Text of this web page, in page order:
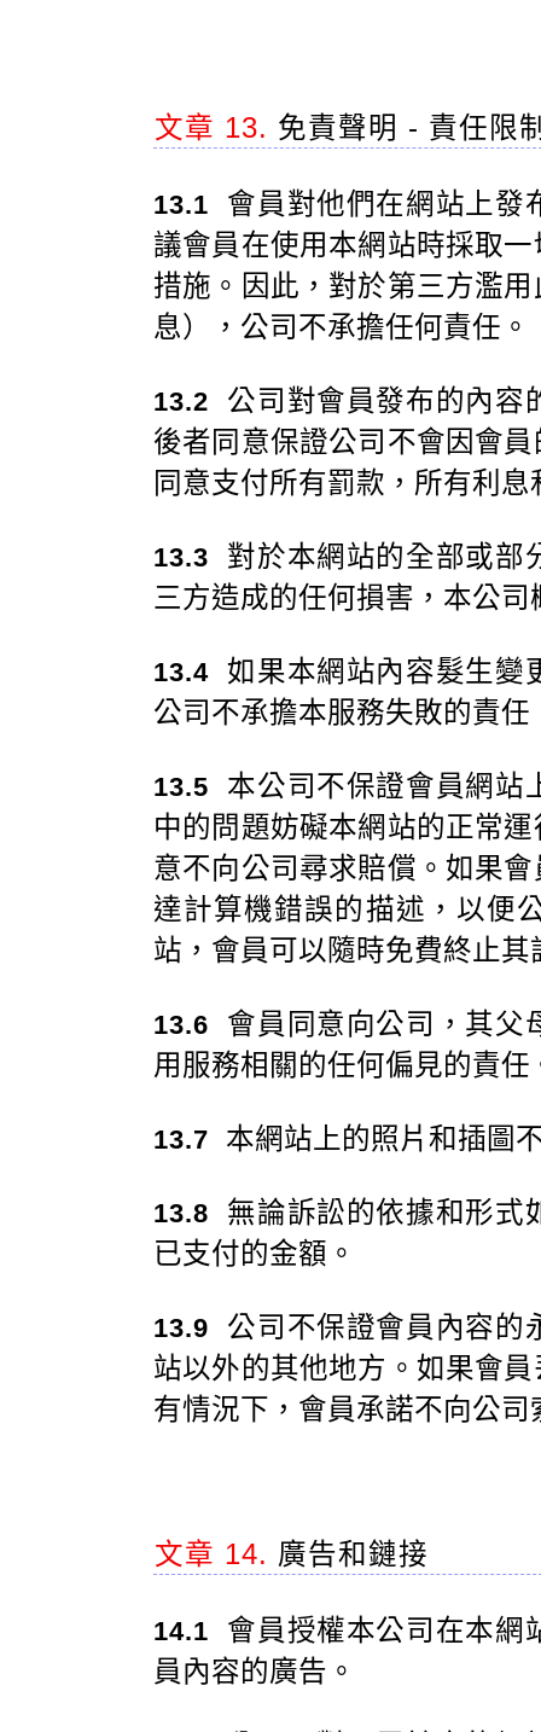
文章 13. 免責聲明 - 責任限
13.1 會員對他們在網站上發
議會員在使用本網站時採取
措施。因此，對於第三方濫
息），公司不承擔任何責任。
13.2 公司對會員發布的內容
後者同意保證公司不會因會
同意支付所有罰款，所有利
13.3 對於本網站的全部或部
三方造成的任何損害，本公司
13.4 如果本網站內容髮生變
公司不承擔本服務失敗的責
13.5 本公司不保證會員網站
中的問題妨礙本網站的正常
意不向公司尋求賠償。如果
達計算機錯誤的描述，以便
站，會員可以隨時免費終止其
13.6 會員同意向公司，其父
用服務相關的任何偏見的責任
13.7 本網站上的照片和插圖
13.8 無論訴訟的依據和形式
已支付的金額。
13.9 公司不保證會員內容的
站以外的其他地方。如果會
有情況下，會員承諾不向公司
文章 14. 廣告和鏈接
14.1 會員授權本公司在本網
員內容的廣告。